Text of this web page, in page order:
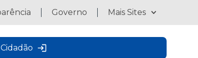
Governo Mais Sites